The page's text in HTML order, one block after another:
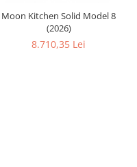
Moon Kitchen Solid Model 8
(2026)
8.710,35 Lei